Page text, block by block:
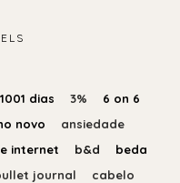
dias 3%
6 on 6
novo
ansiedade
internet b&d
beda
journal
cabelo